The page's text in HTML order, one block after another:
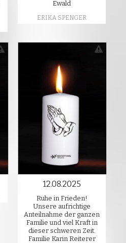
Ewald
ERIKA SPENGER
12.08.2025
Ruhe in Frieden!
Unsere aufrichtige
Anteilnahme der ganzen
Familie und viel Kraft in
dieser schweren Zeit.
Familie Karin Reiterer